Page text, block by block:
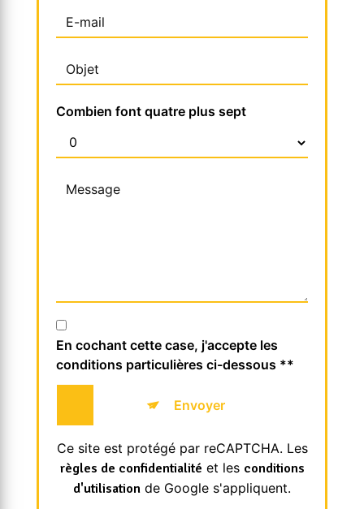
Combien font quatre plus sept
En cochant cette case, j'accepte les
conditions particulières ci-dessous **
Envoyer
Ce site est protégé par reCAPTCHA. Les
règles de confidentialité et les conditions
d'utilisation de Google s'appliquent.